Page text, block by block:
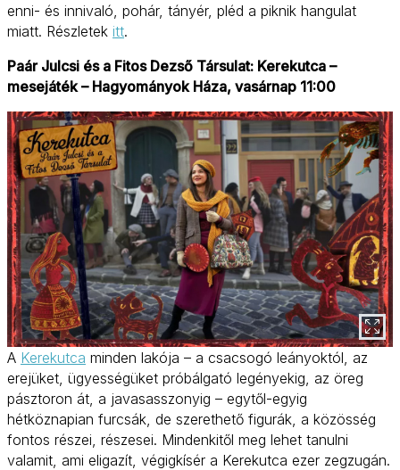
enni- és innivaló, pohár, tányér, pléd a piknik hangulat
miatt. Részletek itt.
Paár Julcsi és a Fitos Dezső Társulat: Kerekutca –
mesejáték – Hagyományok Háza, vasárnap 11:00
A Kerekutca minden lakója – a csacsogó leányoktól, az
erejüket, ügyességüket próbálgató legényekig, az öreg
pásztoron át, a javasasszonyig – egytől-egyig
hétköznapian furcsák, de szerethető figurák, a közösség
fontos részei, részesei. Mindenkitől meg lehet tanulni
valamit, ami eligazít, végigkísér a Kerekutca ezer zegzugán.